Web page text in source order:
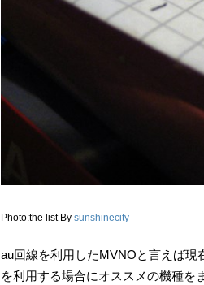
Photo:the list By sunshinecity
au回線を利用したMVNOと言えば現
を利用する場合にオススメの機種を